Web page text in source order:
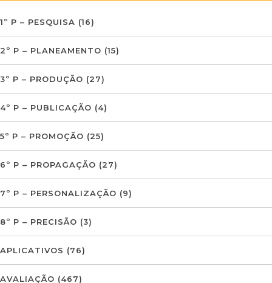
1º P – PESQUISA (16)
2º P – PLANEAMENTO (15)
3º P – PRODUÇÃO (27)
4º P – PUBLICAÇÃO (4)
5º P – PROMOÇÃO (25)
6º P – PROPAGAÇÃO (27)
7º P – PERSONALIZAÇÃO (9)
8º P – PRECISÃO (3)
APLICATIVOS (76)
AVALIAÇÃO (467)